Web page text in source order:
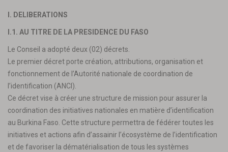
I. DELIBERATIONS
I.1. AU TITRE DE LA PRESIDENCE DU FASO
Le Conseil a adopté deux (02) décrets.
Le premier décret porte création, attributions, organisation et
fonctionnement de l’Autorité nationale de coordination de
l’identification (ANCI).
Ce décret vise à créer une structure de mission pour assurer la
coordination des initiatives nationales en matière d’identification
au Burkina Faso. Cette structure permettra de fédérer toutes les
initiatives et actions afin d’assainir l’écosystème de l’identification
et de favoriser la dématérialisation de tous les systèmes